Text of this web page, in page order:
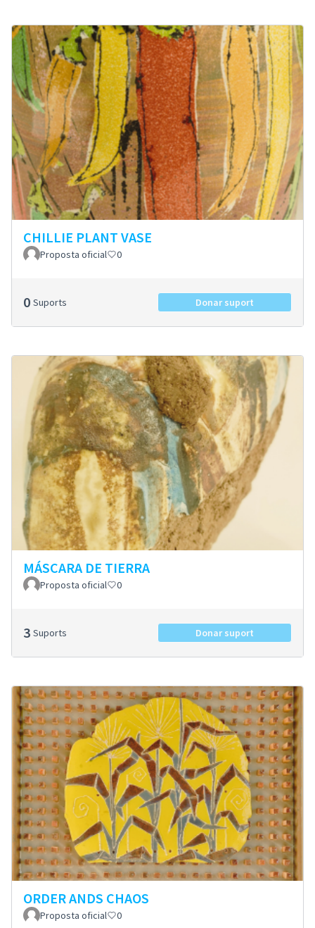
CHILLIE PLANT VASE
Proposta oficial 0
0 Suports Donar suport
MÁSCARA DE TIERRA
Proposta oficial 0
3 Suports Donar suport
ORDER ANDS CHAOS
Proposta oficial 0